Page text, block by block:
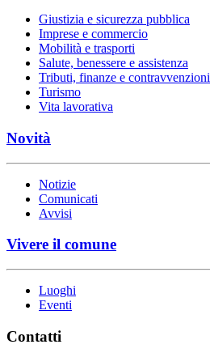
Giustizia e sicurezza pubblica
Imprese e commercio
Mobilità e trasporti
Salute, benessere e assistenza
Tributi, finanze e contravvenzioni
Turismo
Vita lavorativa
Novità
Notizie
Comunicati
Avvisi
Vivere il comune
Luoghi
Eventi
Contatti